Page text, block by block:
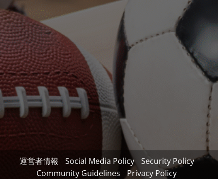
運営者情報 Social Media Policy
Security Policy
Community Guidelines
Privacy Policy